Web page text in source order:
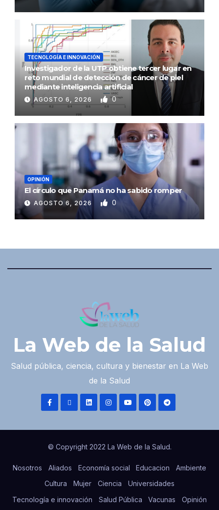
TECNOLOGÍA E INNOVACIÓN
Investigador de la UTP obtiene tercer lugar en
reto mundial de detección de cáncer de piel
mediante inteligencia artificial
AGOSTO 6, 2026 0
OPINIÓN
El círculo que Panamá no ha sabido romper
AGOSTO 6, 2026 0
La Web de la Salud
Salud pública, ciencia, cultura y bienestar en La Web
de la Salud
© Copyright 2022 La Web de la Salud.
Nosotros Aliados Economía social Educacion
Ambiente
Cultura
Mujer Ciencia
Universidades
Tecnología e innovación
Salud Pública Vacunas Opinión